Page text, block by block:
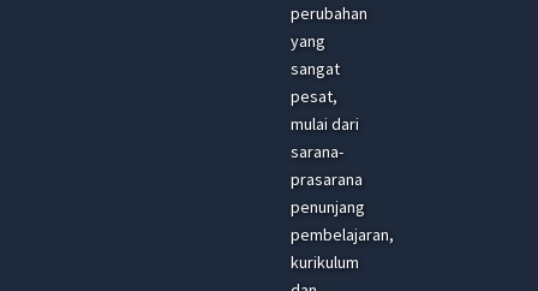
perubahan
yang
sangat
pesat,
mulai dari
sarana-
prasarana
penunjang
pembelajaran,
kurikulum